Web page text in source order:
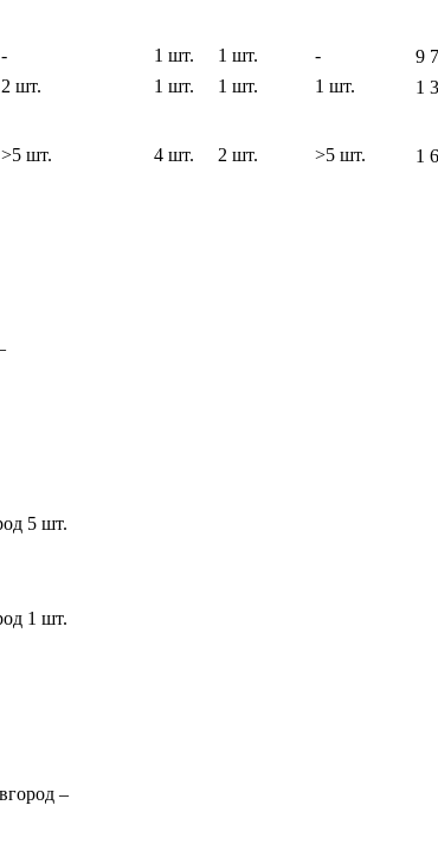
- 1 шт. 1 шт. - 9
2 шт. 1 шт. 1 шт. 1 шт. 1
>5 шт. 4 шт. 2 шт. >5 шт. 1
5 шт.
1 шт.
–